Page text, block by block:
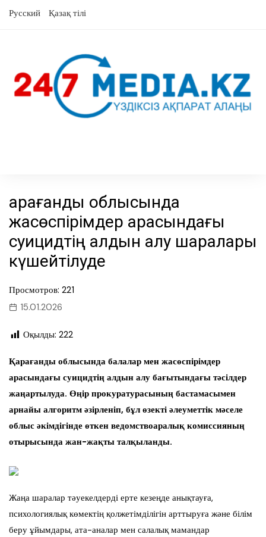
Русский Қазақ тілі
Қарағанды облысында
жасөспірімдер арасындағы
суицидтің алдын алу шаралары
күшейтілуде
Просмотров: 221
15.01.2026
Оқылды: 222
Қарағанды облысында балалар мен жасөспірімдер
арасындағы суицидтің алдын алу бағытындағы тәсілдер
жаңартылуда. Өңір прокуратурасының бастамасымен
арнайы алгоритм әзірленіп, бұл өзекті әлеуметтік мәселе
облыс әкімдігінде өткен ведомствоаралық комиссияның
отырысында жан-жақты талқыланды.
Жаңа шаралар тәуекелдерді ерте кезеңде анықтауға,
психологиялық көмектің қолжетімділігін арттыруға және білім
беру ұйымдары, ата-аналар мен салалық мамандар